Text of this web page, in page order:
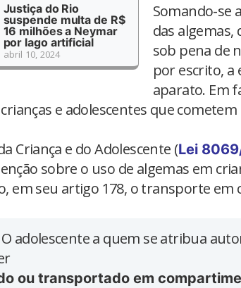
Justiça do Rio
suspende multa de R$
16 milhões a Neymar
por lago artificial
abril 10, 2024
Somando-se
das algemas,
sob pena de
por escrito, a
aparato. Em
e adolescentes que
Criança e do Adolescente (Lei
sobre o uso de algemas em
em seu artigo 178, o transporte
adolescente a quem se atribua
ou transportado em